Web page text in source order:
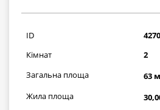
2900000грн
ID
Кімнат
2
Загальна площа
63 м
Жила площа